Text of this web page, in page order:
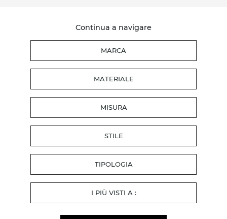
Continua a navigare
MARCA
MATERIALE
MISURA
STILE
TIPOLOGIA
I PIÙ VISTI A :